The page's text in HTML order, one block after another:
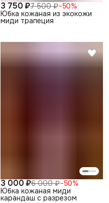
3 750 ₽7 500 ₽−50%
Юбка кожаная из экокожи
миди трапеция
3 000 ₽6 000 ₽−50%
Юбка кожаная миди
карандаш с разрезом